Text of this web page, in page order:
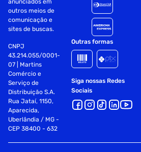
anunciados em
outros meios de
comunicação e
sites de buscas.
CNPJ
43.214.055/0001-
07 | Martins
Comércio e
Serviço de
Distribuição S.A.
Rua Jataí, 1150,
Aparecida,
Uberlândia / MG -
CEP 38400 - 632
Outras formas
Siga nossas Redes
Sociais